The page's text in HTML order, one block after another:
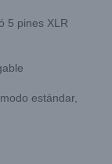
5 pines XLR
estándar,